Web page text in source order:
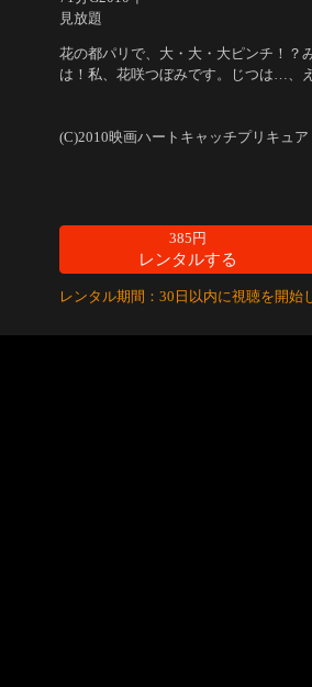
見放題
花の都パリで、大・大・大ピンチ！？
は！私、花咲つぼみです。じつは…、
(C)2010映画ハートキャッチプリキュ
385円
レンタルする
レンタル期間：30日以内に視聴を開始